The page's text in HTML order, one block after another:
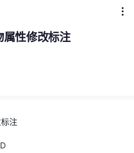
属性修改标注
注